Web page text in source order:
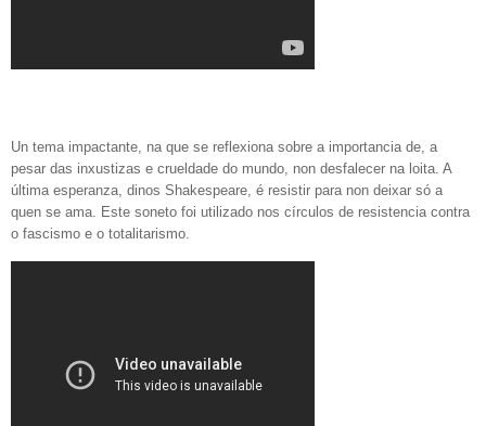
Un tema impactante, na que se reflexiona sobre a importancia de, a
pesar das inxustizas e crueldade do mundo, non desfalecer na loita. A
última esperanza, dinos Shakespeare, é resistir para non deixar só a
quen se ama. Este soneto foi utilizado nos círculos de resistencia contra
o fascismo e o totalitarismo.